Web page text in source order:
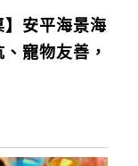
】安平海景海
寵物友善，